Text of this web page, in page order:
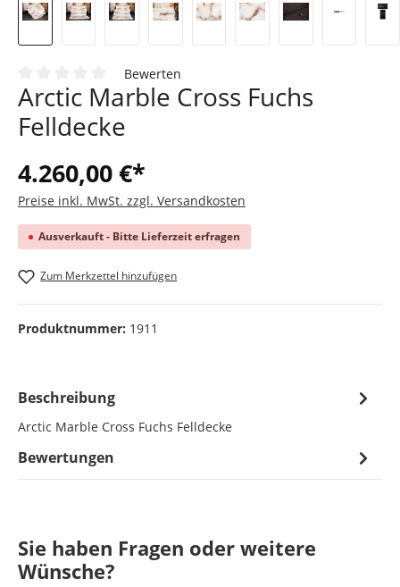
Durchschnittliche Bewertung von 0 von 5 Sternen
Bewerten
Arctic Marble Cross Fuchs
Felldecke
4.260,00 €*
Preise inkl. MwSt. zzgl. Versandkosten
Ausverkauft - Bitte Lieferzeit erfragen
Zum Merkzettel hinzufügen
Produktnummer: 1911
Beschreibung
Arctic Marble Cross Fuchs Felldecke
Bewertungen
Sie haben Fragen oder weitere
Wünsche?